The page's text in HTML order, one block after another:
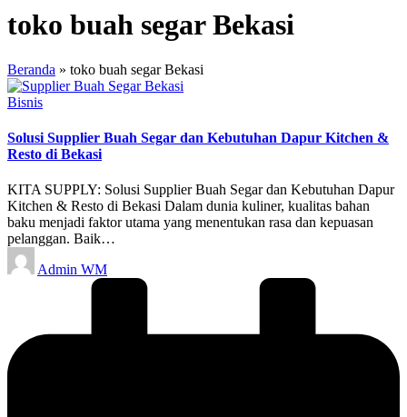
toko buah segar Bekasi
Beranda » toko buah segar Bekasi
Posted
Bisnis
Solusi Supplier Buah Segar dan Kebutuhan Dapur Kitchen &
Resto di Bekasi
KITA SUPPLY: Solusi Supplier Buah Segar dan Kebutuhan Dapur
Kitchen & Resto di Bekasi Dalam dunia kuliner, kualitas bahan
baku menjadi faktor utama yang menentukan rasa dan kepuasan
pelanggan. Baik…
Posted
by
Admin WM